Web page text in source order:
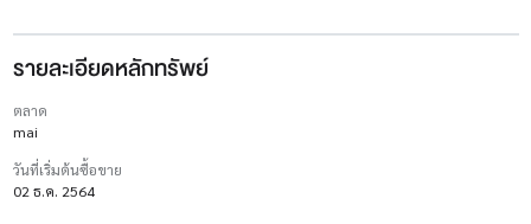
รายละเอียดหลักทรัพย์
ตลาด
mai
วันที่เริ่มต้นซื้อขาย
02 ธ.ค. 2564